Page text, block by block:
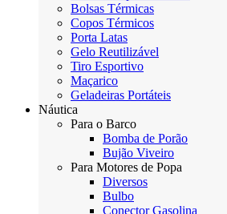
Bolsas Térmicas
Copos Térmicos
Porta Latas
Gelo Reutilizável
Tiro Esportivo
Maçarico
Geladeiras Portáteis
Náutica
Para o Barco
Bomba de Porão
Bujão Viveiro
Para Motores de Popa
Diversos
Bulbo
Conector Gasolina